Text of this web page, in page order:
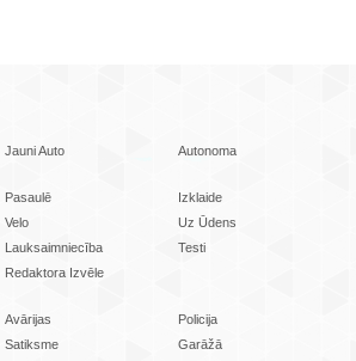
Jauni Auto Autonoma
Pasaulē
Izklaide
Velo
Uz Ūdens
Lauksaimniecība
Testi
Redaktora Izvēle
Avārijas
Policija
Satiksme
Garāžā